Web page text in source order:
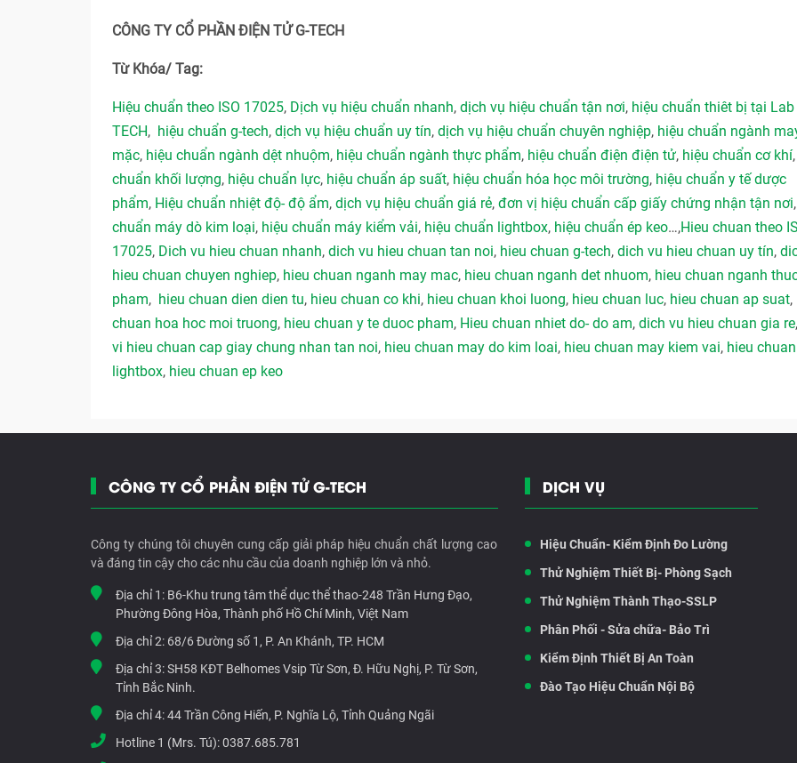
CÔNG TY CỔ PHẦN ĐIỆN TỬ G-TECH
Từ Khóa/ Tag:
Hiệu chuẩn theo ISO 17025, Dịch vụ hiệu chuẩn nhanh, dịch vụ hiệu chuẩn tận nơi, hiệu chuẩn thiêt bị tại Lab
TECH, hiệu chuẩn g-tech, dịch vụ hiệu chuẩn uy tín, dịch vụ hiệu chuẩn chuyên nghiệp, hiệu chuẩn ngành
mặc, hiệu chuẩn ngành dệt nhuộm, hiệu chuẩn ngành thực phẩm, hiệu chuẩn điện điện tử, hiệu chuẩn cơ khí,
chuẩn khối lượng, hiệu chuẩn lực, hiệu chuẩn áp suất, hiệu chuẩn hóa học môi trường, hiệu chuẩn y tế dược
phẩm, Hiệu chuẩn nhiệt độ- độ ẩm, dịch vụ hiệu chuẩn giá rẻ, đơn vị hiệu chuẩn cấp giấy chứng nhận tận nơi,
chuẩn máy dò kim loại, hiệu chuẩn máy kiểm vải, hiệu chuẩn lightbox, hiệu chuẩn ép keo…,Hieu chuan theo
17025, Dich vu hieu chuan nhanh, dich vu hieu chuan tan noi, hieu chuan g-tech, dich vu hieu chuan uy tín,
hieu chuan chuyen nghiep, hieu chuan nganh may mac, hieu chuan nganh det nhuom, hieu chuan nganh
pham, hieu chuan dien dien tu, hieu chuan co khi, hieu chuan khoi luong, hieu chuan luc, hieu chuan ap suat,
chuan hoa hoc moi truong, hieu chuan y te duoc pham, Hieu chuan nhiet do- do am, dich vu hieu chuan gia re,
vi hieu chuan cap giay chung nhan tan noi, hieu chuan may do kim loai, hieu chuan may kiem vai, hieu chuan
lightbox, hieu chuan ep keo
CÔNG TY CỔ PHẦN ĐIỆN TỬ G-TECH
Công ty chúng tôi chuyên cung cấp giải pháp hiệu chuẩn chất lượng cao
và đáng tin cậy cho các nhu cầu của doanh nghiệp lớn và nhỏ.
Địa chỉ 1: B6-Khu trung tâm thể dục thể thao-248 Trần Hưng Đạo,
Phường Đông Hòa, Thành phố Hồ Chí Minh, Việt Nam
Địa chỉ 2: 68/6 Đường số 1, P. An Khánh, TP. HCM
Địa chỉ 3:SH58 KĐT Belhomes Vsip Từ Sơn, Đ. Hữu Nghị, P. Từ Sơn,
Tỉnh Bắc Ninh.
Địa chỉ 4:44 Trần Công Hiến, P. Nghĩa Lộ, Tỉnh Quảng Ngãi
Hotline 1 (Mrs. Tú):0387.685.781
DỊCH VỤ
Hiệu Chuẩn- Kiểm Định Đo Lường
Thử Nghiệm Thiết Bị- Phòng Sạch
Thử Nghiệm Thành Thạo-SSLP
Phân Phối - Sửa chữa- Bảo Trì
Kiểm Định Thiết Bị An Toàn
Đào Tạo Hiệu Chuẩn Nội Bộ